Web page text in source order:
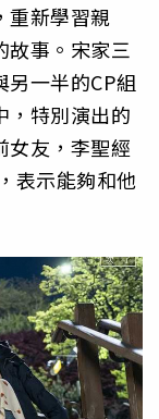
重新學習親
故事。宋家三
一半的CP組
，特別演出的
女友，李聖經
表示能夠和他